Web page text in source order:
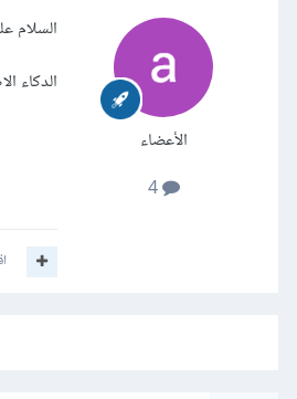
الأعضاء
4
السلام
الدكاء